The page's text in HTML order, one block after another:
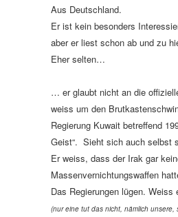
Aus Deutschland.
Er ist kein besonders
aber er liest schon ab und zu
Eher selten…
… er glaubt nicht an die
weiss um den
Regierung Kuwait betreffend
Geist“. Sieht sich auch selbst
Er weiss, dass der Irak gar
Massenvernichtungswaffen
Das Regierungen lügen. Weiss
(nur eine tut das nicht, nämlich